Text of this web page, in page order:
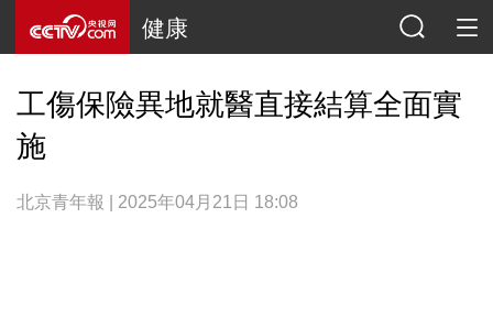
健康
工傷保險異地就醫直接結算全面實
施
北京青年報 | 2025年04月21日 18:08